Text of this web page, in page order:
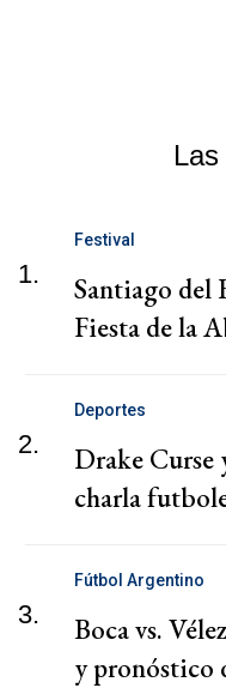
1.
Festival
Santiago del
Fiesta de la
2.
Deportes
Drake Curse
charla
3.
Fútbol Argentino
Boca vs.
y pronóstico